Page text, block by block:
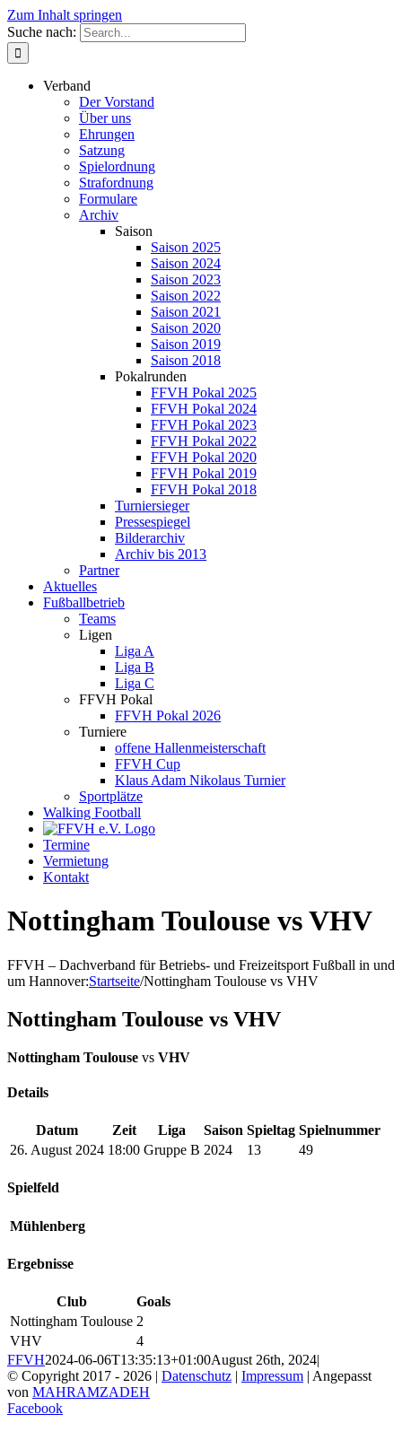
Zum Inhalt springen
Suche nach:
Verband
Der Vorstand
Über uns
Ehrungen
Satzung
Spielordnung
Strafordnung
Formulare
Archiv
Saison
Saison 2025
Saison 2024
Saison 2023
Saison 2022
Saison 2021
Saison 2020
Saison 2019
Saison 2018
Pokalrunden
FFVH Pokal 2025
FFVH Pokal 2024
FFVH Pokal 2023
FFVH Pokal 2022
FFVH Pokal 2020
FFVH Pokal 2019
FFVH Pokal 2018
Turniersieger
Pressespiegel
Bilderarchiv
Archiv bis 2013
Partner
Aktuelles
Fußballbetrieb
Teams
Ligen
Liga A
Liga B
Liga C
FFVH Pokal
FFVH Pokal 2026
Turniere
offene Hallenmeisterschaft
FFVH Cup
Klaus Adam Nikolaus Turnier
Sportplätze
Walking Football
Termine
Vermietung
Kontakt
Nottingham Toulouse vs VHV
FFVH – Dachverband für Betriebs- und Freizeitsport Fußball in und
um Hannover:Startseite/Nottingham Toulouse vs VHV
Nottingham Toulouse vs VHV
Nottingham Toulouse vs VHV
Details
Datum Zeit Liga Saison Spieltag Spielnummer
26. August 2024 18:00 Gruppe B 2024 13 49
Spielfeld
Mühlenberg
Ergebnisse
Club
Goals
Nottingham Toulouse 2
VHV
4
FFVH2024-06-06T13:35:13+01:00August 26th, 2024|
© Copyright 2017 - 2026 | Datenschutz | Impressum | Angepasst
von MAHRAMZADEH
Facebook